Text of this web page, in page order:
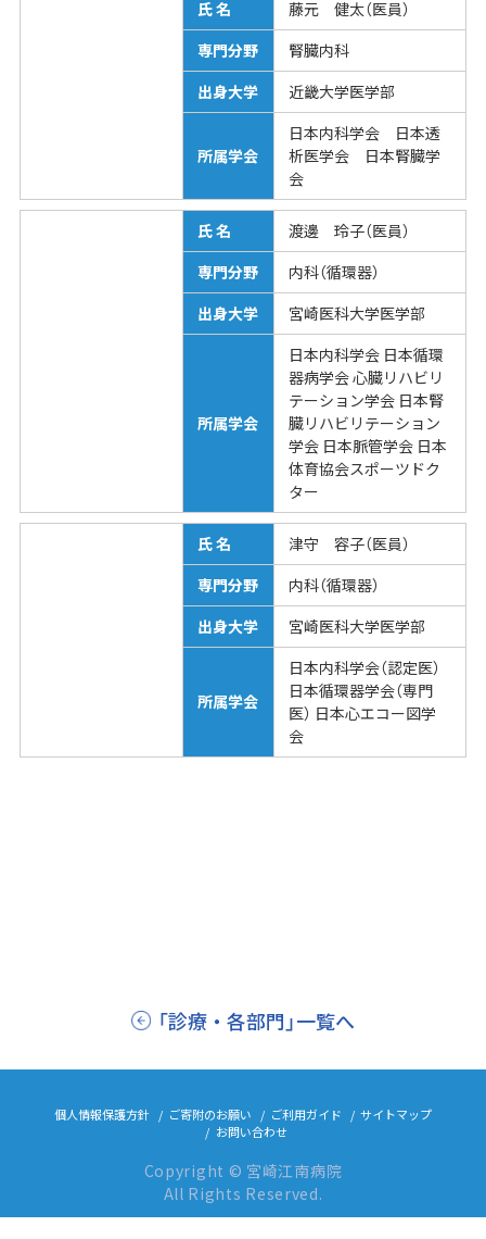
氏 名
藤元 健太（医員）
専門分野
腎臓内科
出身大学
近畿大学医学部
所属学会
日本内科学会 日本透
析医学会 日本腎臓学
会
氏 名
渡邊 玲子（医員）
専門分野
内科（循環器）
出身大学
宮崎医科大学医学部
所属学会
日本内科学会 日本循環
器病学会 心臓リハビリ
テーション学会 日本腎
臓リハビリテーション
学会 日本脈管学会 日本
体育協会スポーツドク
ター
氏 名
津守 容子（医員）
専門分野
内科（循環器）
出身大学
宮崎医科大学医学部
所属学会
日本内科学会（認定医）
日本循環器学会（専門
医） 日本心エコー図学
会
「診療・各部門」一覧へ
個人情報保護方針 ご寄附のお願い ご利用ガイド
サイトマップ
お問い合わせ
Copyright © 宮崎江南病院
All Rights Reserved.